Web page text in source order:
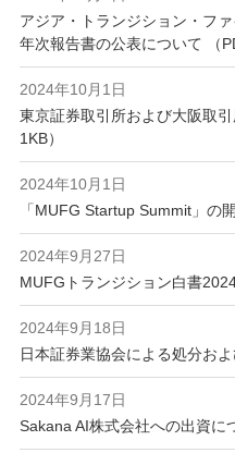
アジア・トランジション・フ
年次報告書の公表について （
2024年10月1日
東京証券取引所および大阪取
1KB）
2024年10月1日
「MUFG Startup Summit」の
2024年9月27日
MUFGトランジション白書
2024年9月18日
日本証券業協会による処分お
2024年9月17日
Sakana AI株式会社への出資に